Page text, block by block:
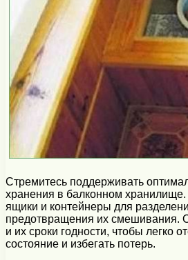
Стремитесь поддерживать
хранения в балконном хранилище.
ящики и контейнеры для
предотвращения их смешивания.
и их сроки годности, чтобы легко
состояние и избегать потерь.